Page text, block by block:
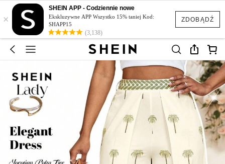
ZDOBĄDŹ
×
SHEIN APP - Codziennie nowe
Ekskluzywne APP Wszystko 15% taniej Kod:
SHAPP15
(3,138)